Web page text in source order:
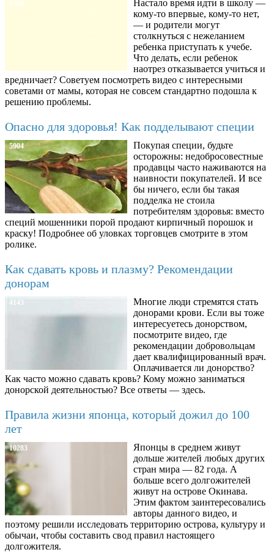
8780
Настало время идти в школу —
кому-то впервые, кому-то нет,
— и родители могут
столкнуться с нежеланием
ребенка приступать к учебе.
Что делать, если ребенок
наотрез отказывается учиться и
вредничает? Советуем посмотреть видео с интересными
советами от мамы, которая не совсем стандартно подошла к
решению проблемы.
Опасно для здоровья! Как подделывают специи
5904
Покупая специи, будьте
осторожны: недобросовестные
продавцы часто наживаются на
наивности покупателей. И все
бы ничего, если бы такая
подделка не стоила
потребителям здоровья: вместо
специй мошенники порой продают кирпичный порошок и
краску! Подробнее об уловках торговцев смотрите в этом
ролике.
Как сдавать кровь и плазму? Рекомендации
донорам
4143
Многие люди стремятся стать
донорами крови. Если вы тоже
интересуетесь донорством,
посмотрите видео, где
рекомендации добровольцам
дает квалифицированный врач.
Оплачивается ли донорство?
Как часто можно сдавать кровь? Кому можно заниматься
донорской деятельностью? Все ответы — здесь.
Правила жизни японца, который дожил до 100
лет
10283
Японцы в среднем живут
дольше жителей любых других
стран мира — 82 года. А
больше всего долгожителей
живут на острове Окинава.
Этим фактом заинтересовались
авторы данного видео, и
поэтому решили исследовать территорию острова, культуру и
обычаи, чтобы составить свод правил настоящего
долгожителя.